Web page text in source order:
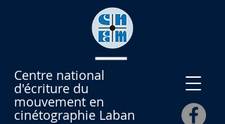
Centre national
d'écriture du
mouvement en
cinétographie Laban